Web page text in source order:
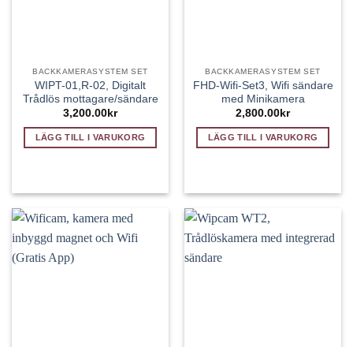
BACKKAMERASYSTEM SET
WIPT-01,R-02, Digitalt
Trådlös mottagare/sändare
3,200.00 kr
LÄGG TILL I VARUKORG
BACKKAMERASYSTEM SET
FHD-Wifi-Set3, Wifi sändare
med Minikamera
2,800.00 kr
LÄGG TILL I VARUKORG